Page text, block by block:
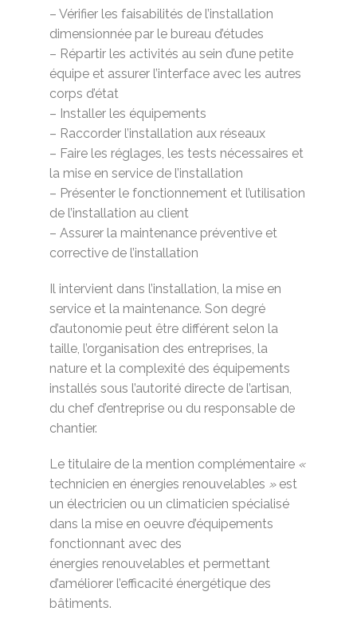
– Vérifier les faisabilités de l’installation
dimensionnée par le bureau d’études
– Répartir les activités au sein d’une petite
équipe et assurer l’interface avec les autres
corps d’état
– Installer les équipements
– Raccorder l’installation aux réseaux
– Faire les réglages, les tests nécessaires et
la mise en service de l’installation
– Présenter le fonctionnement et l’utilisation
de l’installation au client
– Assurer la maintenance préventive et
corrective de l’installation
Il intervient dans l’installation, la mise en
service et la maintenance. Son degré
d’autonomie peut être différent selon la
taille, l’organisation des entreprises, la
nature et la complexité des équipements
installés sous l’autorité directe de l’artisan,
du chef d’entreprise ou du responsable de
chantier.
Le titulaire de la mention complémentaire «
technicien en énergies renouvelables » est
un électricien ou un climaticien spécialisé
dans la mise en oeuvre d’équipements
fonctionnant avec des
énergies renouvelables et permettant
d’améliorer l’efficacité énergétique des
bâtiments.